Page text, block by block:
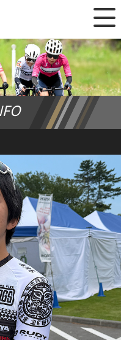
×
程
グ
手
ド
録
ー
とは